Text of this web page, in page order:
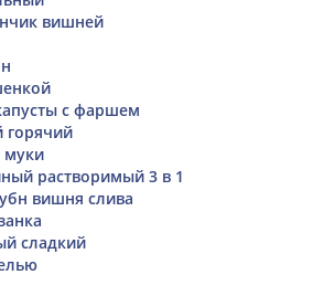
вишней
с фаршем
горячий
муки
растворимый 3 в 1
вишня слива
сладкий